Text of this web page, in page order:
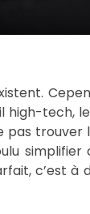
high-tech,
pas trouver
simplifier
c’est à